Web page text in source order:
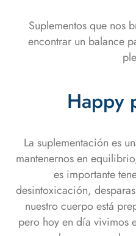
Suplementos que nos
encontrar un balance
Happy
La suplementación es
mantenernos en
es importante
desintoxicación,
nuestro cuerpo está
pero hoy en día vivimos